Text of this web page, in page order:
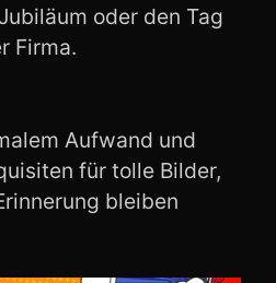
oder den Tag
Firma.
Aufwand und
für tolle Bilder,
bleiben